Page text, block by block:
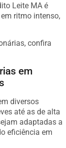
Leite MA é
ritmo intenso,
confira
em
diversos
até as de alta
adaptadas a
eficiência em